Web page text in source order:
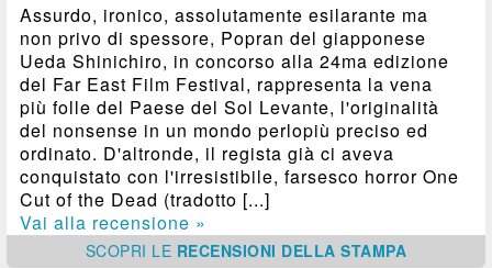
Assurdo, ironico, assolutamente esilarante ma
non privo di spessore, Popran del giapponese
Ueda Shinichiro, in concorso alla 24ma edizione
del Far East Film Festival, rappresenta la vena
più folle del Paese del Sol Levante, l'originalità
del nonsense in un mondo perlopiù preciso ed
ordinato. D'altronde, il regista già ci aveva
conquistato con l'irresistibile, farsesco horror One
Cut of the Dead (tradotto [...]
Vai alla recensione »
SCOPRI LE RECENSIONI DELLA STAMPA